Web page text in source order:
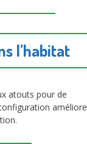
l’habitat
atouts pour de
améliore